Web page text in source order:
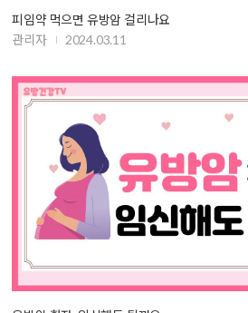
피임약 먹으면 유방암 걸리나요
관리자
2024.03.11